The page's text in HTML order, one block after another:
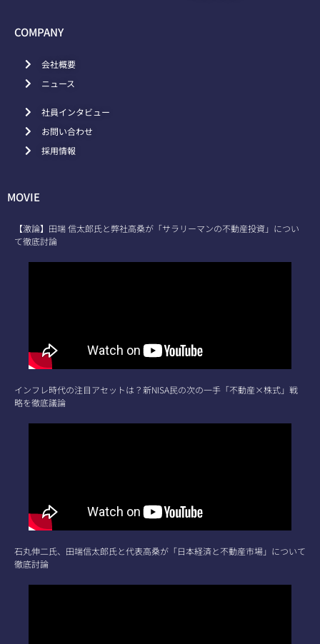
COMPANY
会社概要
ニュース
社員インタビュー
お問い合わせ
採用情報
MOVIE
【激論】田端 信太郎氏と弊社高桑が「サラリーマンの不動産投資」につい
て徹底討論
インフレ時代の注目アセットは？新NISA民の次の一手「不動産×株式」戦
略を徹底議論
石丸伸二氏、田端信太郎氏と代表高桑が「日本経済と不動産市場」について
徹底討論